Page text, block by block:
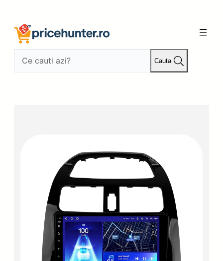
conținut
Cauta